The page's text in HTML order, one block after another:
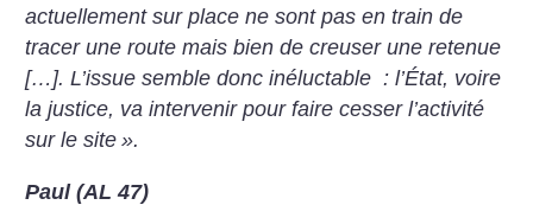
actuellement sur place ne sont pas en train de
tracer une route mais bien de creuser une retenue
[…]. L’issue semble donc inéluctable : l’État, voire
la justice, va intervenir pour faire cesser l’activité
sur le site ».
Paul (AL 47)